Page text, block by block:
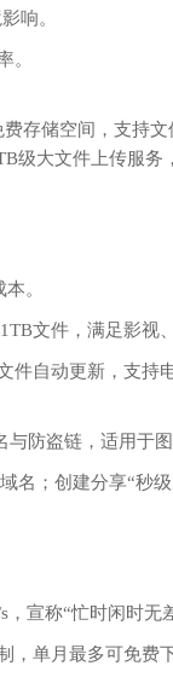
响。
。
存储空间‌，支持
级大文件上传服务
。
文件‌，满足影视
件自动更新，支持
防盗链，适用于
名；创建分享“秒
宣称“忙时闲时无
，单月最多可免费